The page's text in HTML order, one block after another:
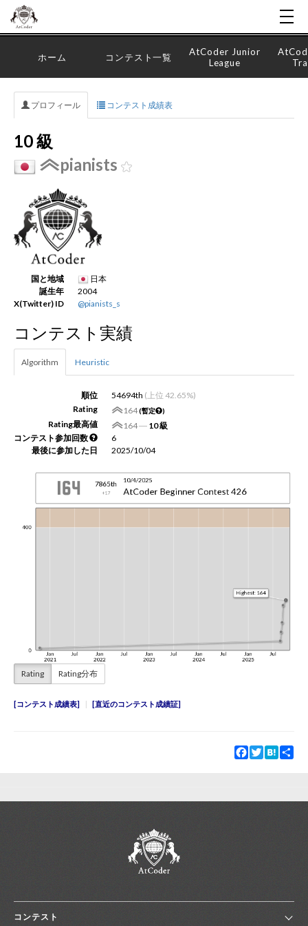
新規登録
ホーム コンテスト一覧
AtCoder Junior
League
プロフィール コンテスト成績表
10 級
pianists
国と地域
日本
誕生年
2004
X(Twitter) ID
@pianists_s
コンテスト実績
Algorithm Heuristic
順位 54694th (上位 42.65%)
Rating
164(暫定 )
Rating最高値 164― 10 級
コンテスト参加回数
6
最後に参加した日
2025/10/04
Rating Rating分布
コンテスト成績表 直近のコンテスト成績証
Facebook
TwitterHatena
コンテスト